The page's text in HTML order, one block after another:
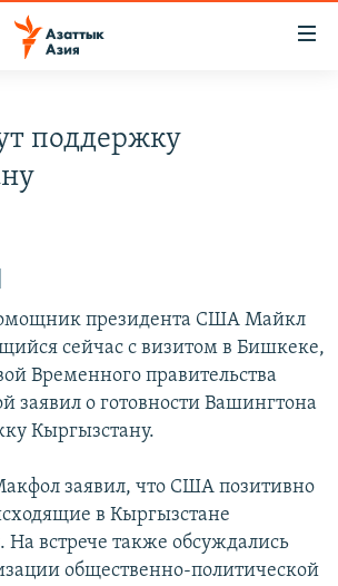
РС
поддержку
президента США Майкл
сейчас с визитом в Бишкеке,
Временного правительства
заявил о готовности Вашингтона
Кыргызстану.
заявил, что США позитивно
в Кыргызстане
На встрече также обсуждались
общественно-политической